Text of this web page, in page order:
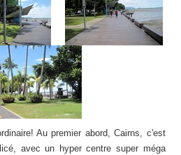
Au premier abord, Cairns, c'est
avec un hyper centre super méga